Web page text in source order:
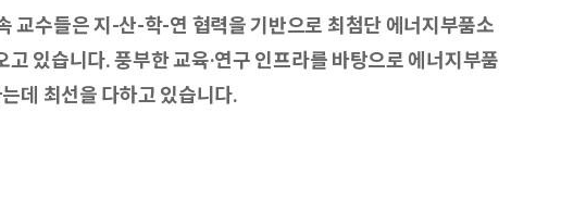
교수들은 지-산-학-연 협력을 기반으로 최첨단 에너지부품소
고 있습니다. 풍부한 교육·연구 인프라를 바탕으로 에너지부품
데 최선을 다하고 있습니다.